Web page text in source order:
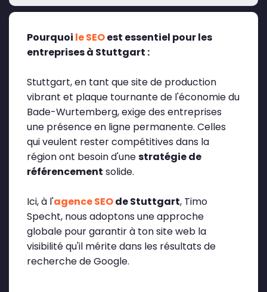
Pourquoi le SEOest essentiel pour les
entreprises à Stuttgart :
Stuttgart, en tant que site de production
vibrant et plaque tournante de l'économie du
Bade-Wurtemberg, exige des entreprises
une présence en ligne permanente. Celles
qui veulent rester compétitives dans la
région ont besoin d'unestratégie de
référencement solide.
Ici, à l'agence SEOde Stuttgart, Timo
Specht, nous adoptons une approche
globale pour garantir à ton site web la
visibilité qu'il mérite dans les résultats de
recherche de Google.